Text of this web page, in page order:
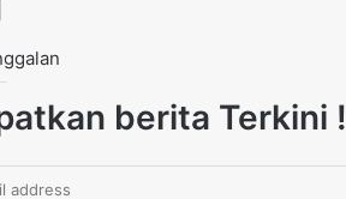
berita Terkini !